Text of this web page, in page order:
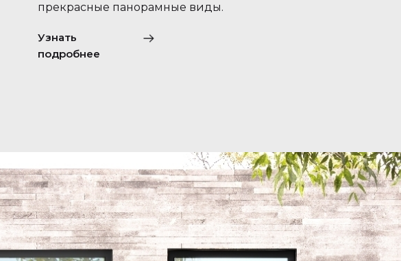
прекрасные панорамные виды.
Узнать
подробнее